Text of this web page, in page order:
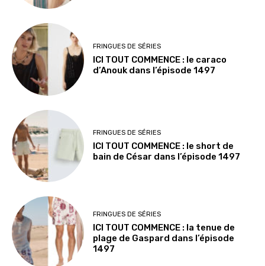
FRINGUES DE SÉRIES
ICI TOUT COMMENCE : le caraco
d’Anouk dans l’épisode 1497
FRINGUES DE SÉRIES
ICI TOUT COMMENCE : le short de
bain de César dans l’épisode 1497
FRINGUES DE SÉRIES
ICI TOUT COMMENCE : la tenue de
plage de Gaspard dans l’épisode
1497